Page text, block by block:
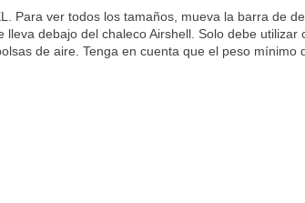
Para ver todos los tamaños, mueva la barra de
debajo del chaleco Airshell. Solo debe utilizar
de aire. Tenga en cuenta que el peso mínimo